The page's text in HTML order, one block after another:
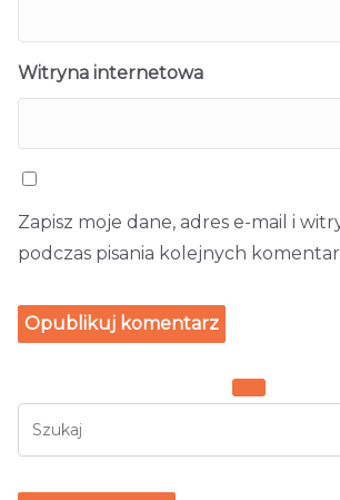
Witryna internetowa
Zapisz moje dane, adres e-mail i
podczas pisania kolejnych